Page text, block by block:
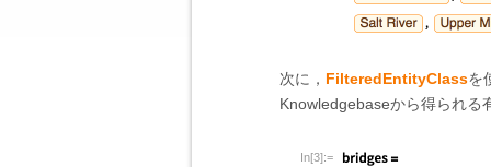
次に， FilteredEntityClassを
Knowledgebaseから得られる
In[3]:=